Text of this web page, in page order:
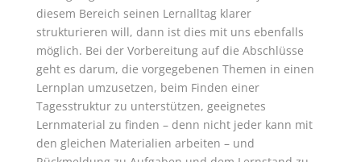
diesem Bereich seinen Lernalltag klarer
strukturieren will, dann ist dies mit uns ebenfalls
möglich. Bei der Vorbereitung auf die Abschlüsse
geht es darum, die vorgegebenen Themen in einen
Lernplan umzusetzen, beim Finden einer
Tagesstruktur zu unterstützen, geeignetes
Lernmaterial zu finden – denn nicht jeder kann mit
den gleichen Materialien arbeiten – und